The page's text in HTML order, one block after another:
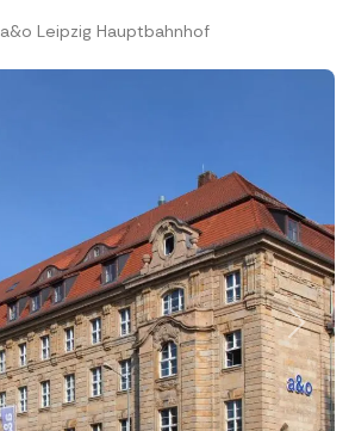
a&o Leipzig Hauptbahnhof